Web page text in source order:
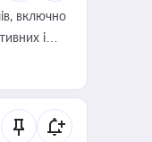
включно
і